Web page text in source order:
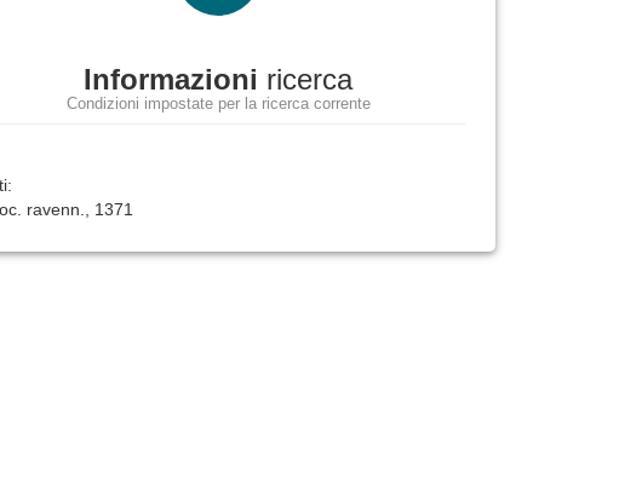
Informazioni ricerca
Condizioni impostate per la ricerca corrente
ravenn., 1371